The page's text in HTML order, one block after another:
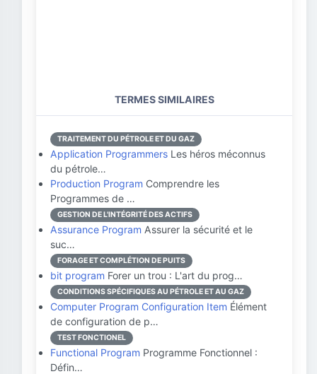
TERMES SIMILAIRES
TRAITEMENT DU PÉTROLE ET DU GAZ
Application Programmers Les héros méconnus
du pétrole…
Production Program Comprendre les
Programmes de …
GESTION DE L'INTÉGRITÉ DES ACTIFS
Assurance Program Assurer la sécurité et le
suc…
FORAGE ET COMPLÉTION DE PUITS
bit program Forer un trou : L'art du prog…
CONDITIONS SPÉCIFIQUES AU PÉTROLE ET AU GAZ
Computer Program Configuration Item Élément
de configuration de p…
TEST FONCTIONEL
Functional Program Programme Fonctionnel :
Défin…